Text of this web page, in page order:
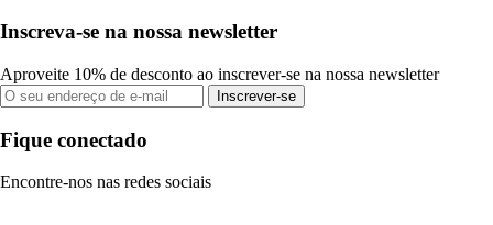
Inscreva-se na nossa newsletter
Aproveite 10% de desconto ao inscrever-se na nossa newsletter
Inscrever-se
Fique conectado
Encontre-nos nas redes sociais